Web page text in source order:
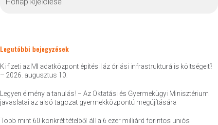
Legutóbbi bejegyzések
Ki fizeti az MI adatközpont építési láz óriási infrastrukturális költségeit?
– 2026. augusztus 10.
Legyen élmény a tanulás! – Az Oktatási és Gyermekügyi Minisztérium
javaslatai az alsó tagozat gyermekközpontú megújítására
Több mint 60 konkrét tételből áll a 6 ezer milliárd forintos uniós